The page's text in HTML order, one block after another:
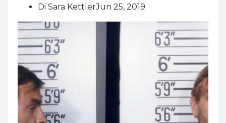
Di Sara KettlerJun 25, 2019